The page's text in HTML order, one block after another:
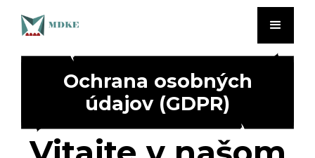
Ochrana osobných
údajov(GDPR)